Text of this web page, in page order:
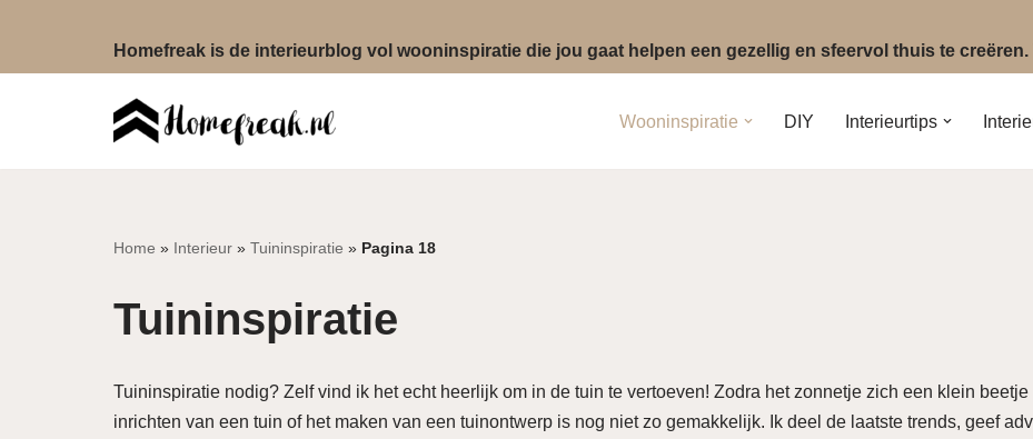
Homefreak is de interieurblog vol wooninspiratie die jou gaat helpen een gezellig en sfeervol thuis te
Wooninspiratie DIY Interieurtips
Home » Interieur » Tuininspiratie » Pagina 18
Tuininspiratie
Tuininspiratie nodig? Zelf vind ik het echt heerlijk om in de tuin te vertoeven! Zodra het zonnetje zich een klein
inrichten van een tuin of het maken van een tuinontwerp is nog niet zo gemakkelijk. Ik deel de laatste trends, geef